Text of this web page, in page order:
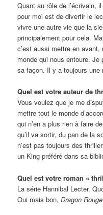
Quant au rôle de l’écrivain,
pour moi est de divertir le
vivre une autre vie que la
principalement pour cela.
c’est aussi mettre en
monde qui nous entoure.
sa façon. Il y a toujours une
Quel est votre auteur de
Vous voulez que je me
mettre tout le monde
qui n’en a plus rien à faire
qu’il va sortir, du pan de la
n’est pas toujours des
un King préféré dans sa
Quel est votre roman «
La série Hannibal Lecter.
Oui mais bon,Dragon Rouge